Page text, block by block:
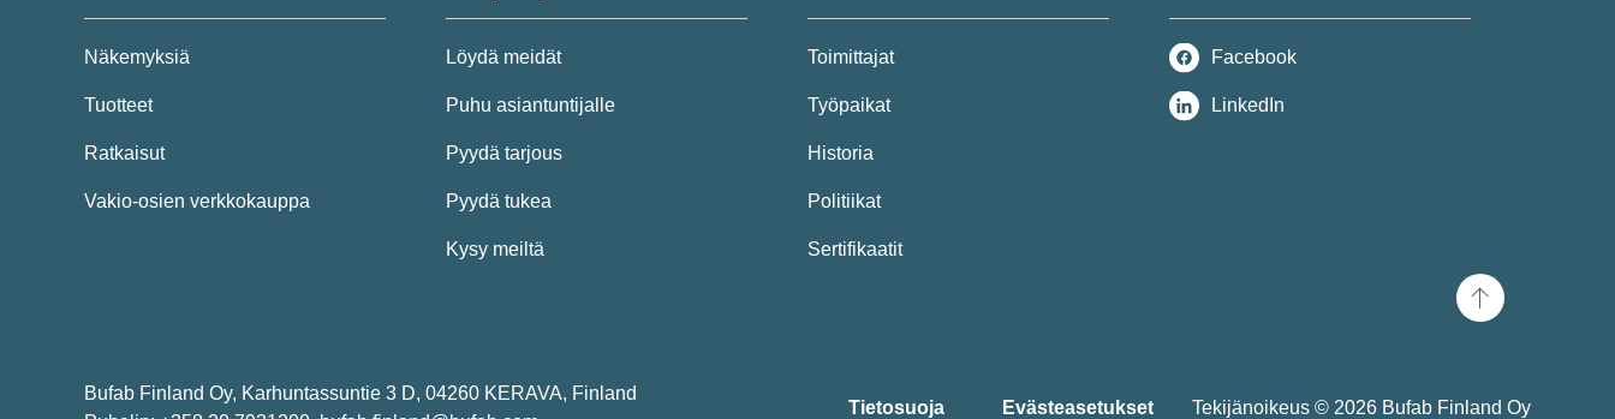
Näkemyksiä
Tuotteet
Ratkaisut
Vakio-osien verkkokauppa
Löydä meidät
Puhu asiantuntijalle
Pyydä tarjous
Pyydä tukea
Kysy meiltä
Toimittajat
Työpaikat
Historia
Politiikat
Sertifikaatit
Facebook
LinkedIn
Scroll
Bufab Finland Oy, Karhuntassuntie 3 D, 04260 KERAVA, Finland
Tietosuoja Evästeasetukset Tekijänoikeus © 2026 Bufab Finland Oy